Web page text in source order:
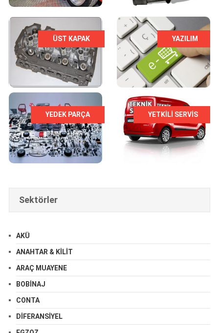
ÜST KAPAK YAZILIM
YEDEK PARÇA YETKILI SERVIS
Sektörler
AKÜ
ANAHTAR & KILIT
ARAÇ MUAYENE
BOBİNAJ
CONTA
DIFERANSIYEL